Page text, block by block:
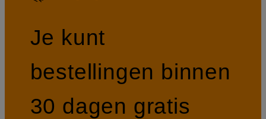
Je kunt
bestellingen binnen
30 dagen gratis